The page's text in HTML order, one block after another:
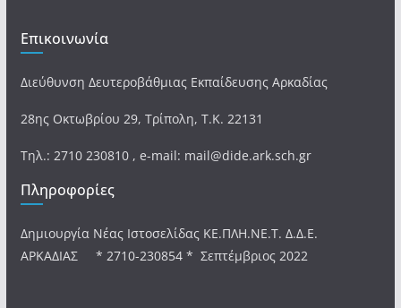
Επικοινωνία
Διεύθυνση Δευτεροβάθμιας Εκπαίδευσης Αρκαδίας
28ης Οκτωβρίου 29, Τρίπολη, Τ.Κ. 22131
Τηλ.: 2710 230810 , e-mail: mail@dide.ark.sch.gr
Πληροφορίες
Δημιουργία Νέας Ιστοσελίδας ΚΕ.ΠΛΗ.ΝΕ.Τ. Δ.Δ.Ε.
ΑΡΚΑΔΙΑΣ * 2710-230854 * Σεπτέμβριος 2022